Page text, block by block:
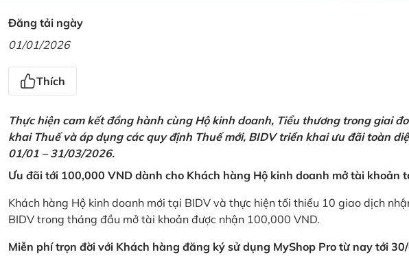
Đăng tải ngày
01/01/2026
Thích
Thực hiện cam kết đồng hành cùng Hộ kinh doanh, Tiểu thương trong giai
khai Thuế và áp dụng các quy định Thuế mới, BIDV triển khai ưu đãi toàn
01/01 – 31/03/2026.
Ưu đãi tới 100,000 VND dành cho Khách hàng Hộ kinh doanh mở tài khoản
Khách hàng Hộ kinh doanh mới tại BIDV và thực hiện tối thiểu 10 giao dịch
BIDV trong tháng đầu mở tài khoản được nhận 100,000 VND.
Miễn phí trọn đời với Khách hàng đăng ký sử dụng MyShop Pro từ nay tới